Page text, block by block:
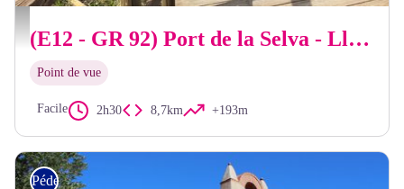
(E12 - GR 92) Port de la Selva - Llançà
Point de vue
Facile 2h30 8,7km +193m
Pédestre